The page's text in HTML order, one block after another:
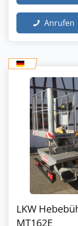
Anrufen
LKW
MT162E